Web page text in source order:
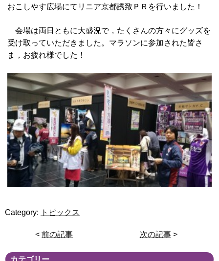
おこしやす広場にてリニア京都誘致ＰＲを行いました！
会場は両日ともに大盛況で，たくさんの方々にグッズを
受け取っていただきました。マラソンに参加された皆さ
ま，お疲れ様でした！
Category: トピックス
< 前の記事 次の記事 >
カテゴリー